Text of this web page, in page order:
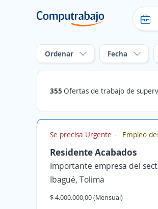
Ordenar Fecha
355 Ofertas de trabajo de
Se precisa Urgente Empleo
Residente Acabados
Importante empresa del
Ibagué, Tolima
$ 4.000.000,00 (Mensual)